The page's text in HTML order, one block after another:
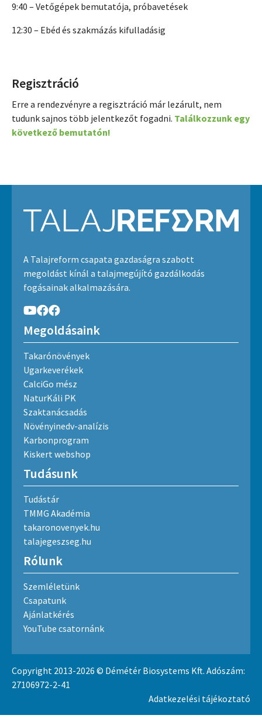
9:40 – Vetőgépek bemutatója, próbavetések
12:30 – Ebéd és szakmázás kifulladásig
Regisztráció
Erre a rendezvényre a regisztráció már lezárult, nem
tudunk sajnos több jelentkezőt fogadni. Találkozzunk egy
következő bemutatón!
A Talajreform csapata gazdaságra szabott
megoldást kínál a talajmegújító gazdálkodás
fogásainak alkalmazására.
Megoldásaink
Takarónövények
Ugarkeverékek
CalciGo mész
NaturKáli PK
Szaktanácsadás
Növényinedv-analízis
Karbonprogram
Kiskert webshop
Tudásunk
Tudástár
TMMG Akadémia
takaronovenyek.hu
talajegeszseg.hu
Rólunk
Szemléletünk
Csapatunk
Ajánlatkérés
YouTube csatornánk
Copyright 2013-2026 © Démétér Biosystems Kft. Adószám:
27106972-2-41
Adatkezelési tájékoztató